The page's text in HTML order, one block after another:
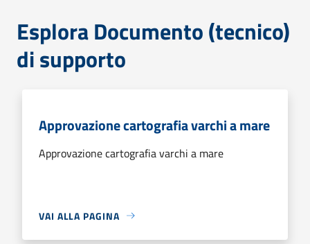
Esplora Documento (tecnico)
di supporto
Approvazione cartografia varchi a mare
Approvazione cartografia varchi a mare
VAI ALLA PAGINA